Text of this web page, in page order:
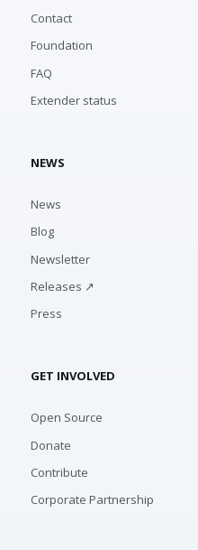
Contact
Foundation
FAQ
Extender status
NEWS
News
Blog
Newsletter
Releases ↗
Press
GET INVOLVED
Open Source
Donate
Contribute
Corporate Partnership